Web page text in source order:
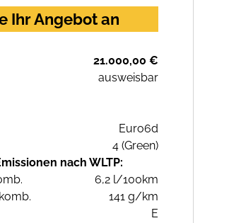
Ihr Angebot an
21.000,00 €
ausweisbar
Euro6d
4 (Green)
nach WLTP:
6,2 l/100km
141 g/km
E